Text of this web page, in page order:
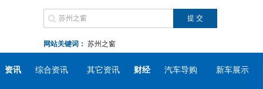
网站关键词： 苏州之窗
资讯 综合资讯 其它资讯 财经 汽车导购 新车展示